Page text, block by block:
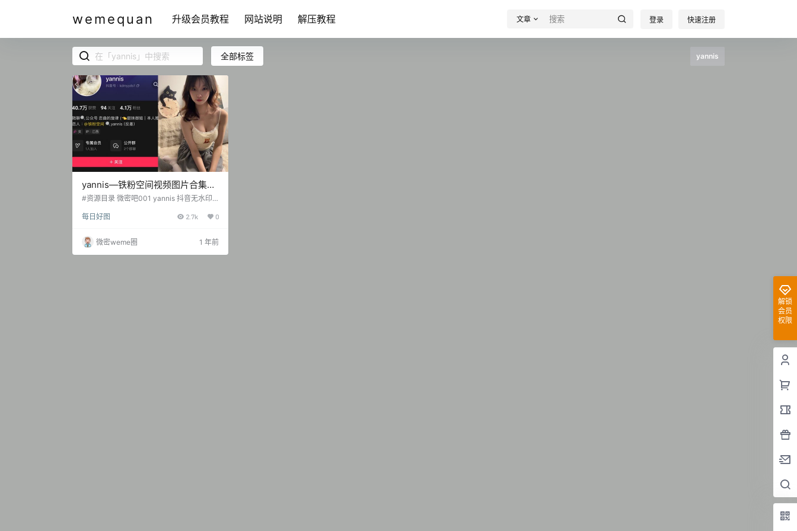
wemequan 升级会员教程 网站说明 解压教程 文章 登录 快速注册
全部标签 yannis
yannis—铁粉空间视频图片合集
【持续更新】
#资源目录 微密吧001 yannis 抖音无水印
空间 NO.001期 [19P-11V 34.75 MB]
每日好图 2.7k 0
微密weme圈 1 年前
解锁
会员
权限